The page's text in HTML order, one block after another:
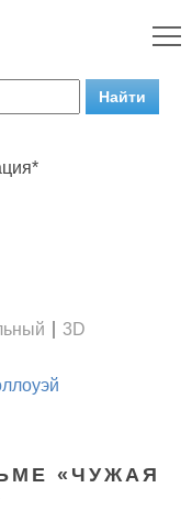
3D
«ЧУЖАЯ